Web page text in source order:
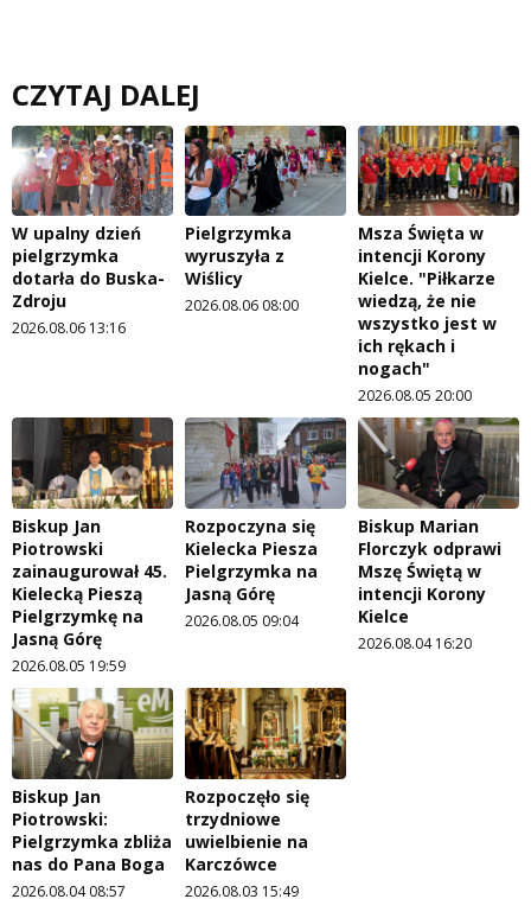
CZYTAJ DALEJ
W upalny dzień
pielgrzymka
dotarła do Buska-
Zdroju
2026.08.06 13:16
Pielgrzymka
wyruszyła z
Wiślicy
2026.08.06 08:00
Msza Święta w
intencji Korony
Kielce. "Piłkarze
wiedzą, że nie
wszystko jest w
ich rękach i
nogach"
2026.08.05 20:00
Biskup Jan
Piotrowski
zainaugurował 45.
Kielecką Pieszą
Pielgrzymkę na
Jasną Górę
2026.08.05 19:59
Rozpoczyna się
Kielecka Piesza
Pielgrzymka na
Jasną Górę
2026.08.05 09:04
Biskup Marian
Florczyk odprawi
Mszę Świętą w
intencji Korony
Kielce
2026.08.04 16:20
Biskup Jan
Piotrowski:
Pielgrzymka zbliża
nas do Pana Boga
2026.08.04 08:57
Rozpoczęło się
trzydniowe
uwielbienie na
Karczówce
2026.08.03 15:49